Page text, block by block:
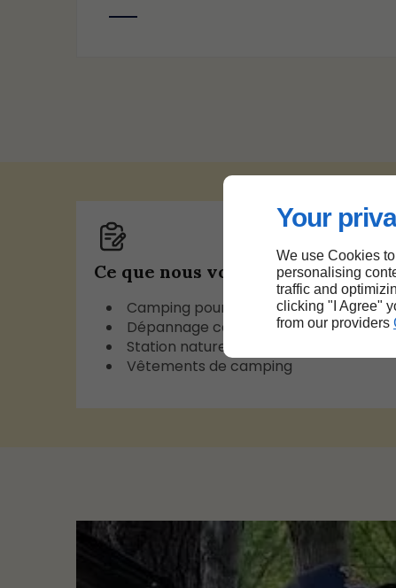
Your
We use Cookies
personalising
traffic and
clicking "I Agree"
from our providers
Ce que nous vous proposons
Camping pour vacances
Dépannage camping
Station nature
Vêtements de camping